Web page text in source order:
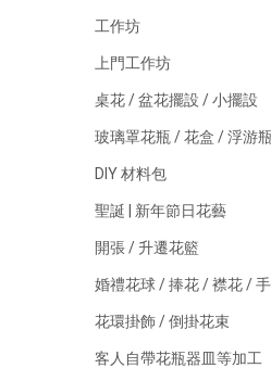
工作坊
上門工作坊
桌花 / 盆花擺設 / 小擺設
玻璃罩花瓶 / 花盒 / 浮游瓶
DIY 材料包
聖誕 | 新年節日花藝
開張 / 升遷花籃
婚禮花球 / 捧花 / 襟花 /
花環掛飾 / 倒掛花束
客人自帶花瓶器皿等加工